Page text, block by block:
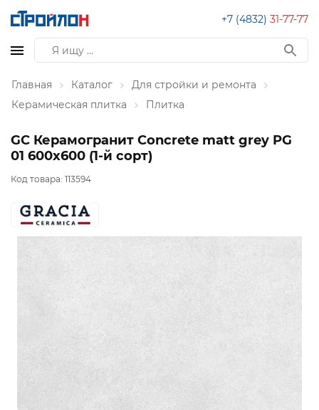
+7 (4832) 31-77-77
Главная Каталог
Для стройки и ремонта
Керамическая плитка
Плитка
GC Керамогранит Concrete matt grey PG
01 600х600 (1-й сорт)
Код товара: 113594